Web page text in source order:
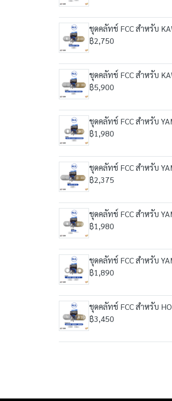
ชุดคลัทช์ FCC สำหรับ
฿2,750
ชุดคลัทช์ FCC สำหรับ
฿5,900
ชุดคลัทช์ FCC สำหรับ
฿1,980
ชุดคลัทช์ FCC สำหรับ
฿2,375
ชุดคลัทช์ FCC สำหรับ
฿1,980
ชุดคลัทช์ FCC สำหรับ
฿1,890
ชุดคลัทช์ FCC สำหรับ
฿3,450